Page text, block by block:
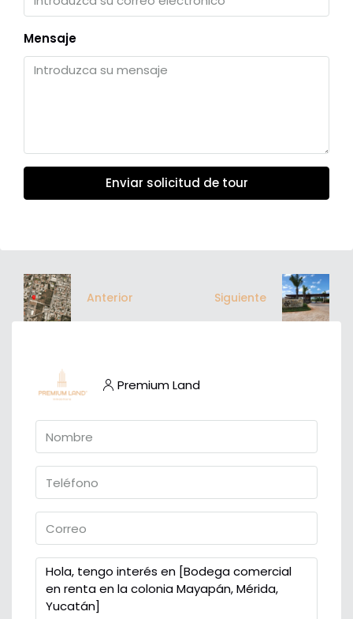
Mensaje
Enviar solicitud de tour
Anterior Siguiente
Premium Land